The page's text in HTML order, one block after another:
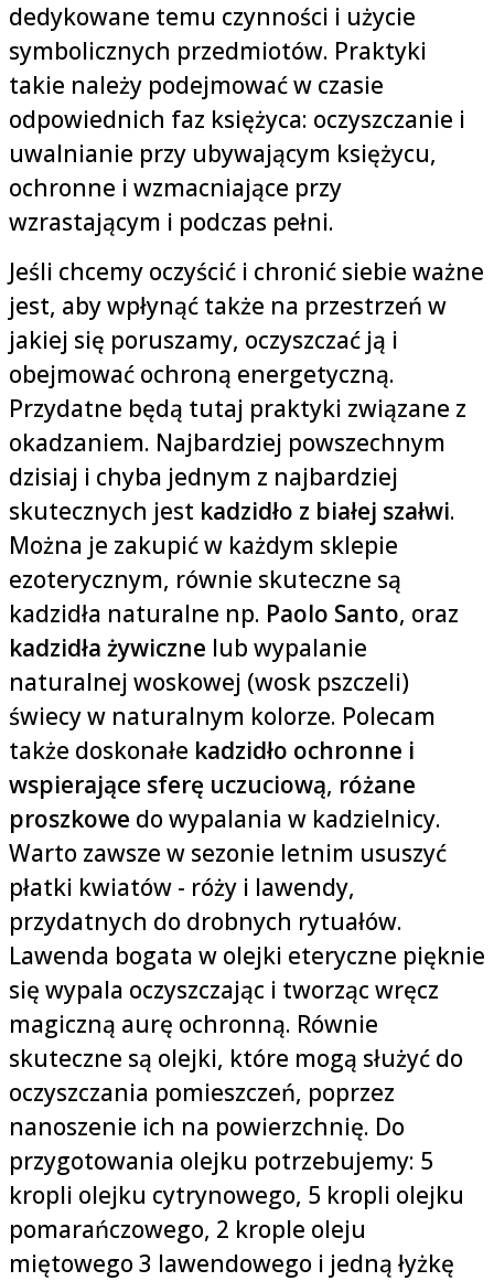
dedykowane temu czynności i użycie
symbolicznych przedmiotów. Praktyki
takie należy podejmować w czasie
odpowiednich faz księżyca: oczyszczanie i
uwalnianie przy ubywającym księżycu,
ochronne i wzmacniające przy
wzrastającym i podczas pełni.
Jeśli chcemy oczyścić i chronić siebie ważne
jest, aby wpłynąć także na przestrzeń w
jakiej się poruszamy, oczyszczać ją i
obejmować ochroną energetyczną.
Przydatne będą tutaj praktyki związane z
okadzaniem. Najbardziej powszechnym
dzisiaj i chyba jednym z najbardziej
skutecznych jest kadzidło z białej szałwi.
Można je zakupić w każdym sklepie
ezoterycznym, równie skuteczne są
kadzidła naturalne np. Paolo Santo, oraz
kadzidła żywiczne lub wypalanie
naturalnej woskowej (wosk pszczeli)
świecy w naturalnym kolorze. Polecam
także doskonałe kadzidło ochronne i
wspierające sferę uczuciową, różane
proszkowe do wypalania w kadzielnicy.
Warto zawsze w sezonie letnim ususzyć
płatki kwiatów - róży i lawendy,
przydatnych do drobnych rytuałów.
Lawenda bogata w olejki eteryczne pięknie
się wypala oczyszczając i tworząc wręcz
magiczną aurę ochronną. Równie
skuteczne są olejki, które mogą służyć do
oczyszczania pomieszczeń, poprzez
nanoszenie ich na powierzchnię. Do
przygotowania olejku potrzebujemy: 5
kropli olejku cytrynowego, 5 kropli olejku
pomarańczowego, 2 krople oleju
miętowego 3 lawendowego i jedną łyżkę